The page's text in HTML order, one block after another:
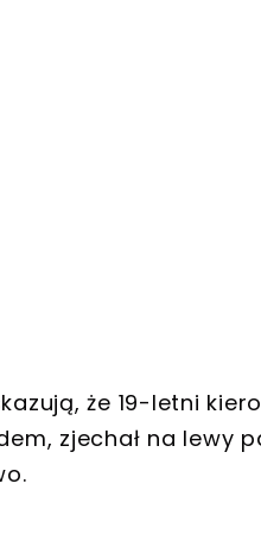
że 19-letni
zjechał na lewy